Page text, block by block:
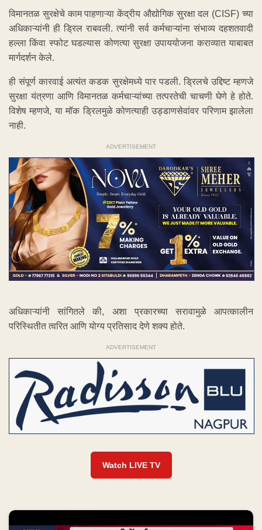
विमानतळ सुरक्षेचे काम पाहणाऱ्या केंद्रीय औद्योगिक सुरक्षा दल (CISF) च्या
अधिकाऱ्यांनी ही ड्रिल राबवली. त्यांनी सर्व कर्मचाऱ्यांना संभाव्य दहशतवादी
हल्ला किंवा स्फोट घडल्यास कोणत्या सुरक्षा उपाययोजना कराव्यात याबाबत
मार्गदर्शन केले.
ही संपूर्ण कारवाई अत्यंत कडक सुरक्षेमध्ये पार पडली. ड्रिलचे उद्दिष्ट म्हणजे
सुरक्षा यंत्रणा आणि विमानतळ कर्मचाऱ्यांच्या तत्परतेची चाचणी घेणे हे होते.
विशेष म्हणजे, या मॉक ड्रिलमुळे कोणत्याही उड्डाणसेवांवर परिणाम झालेला
नाही.
ADVERTISEMENT
अधिकाऱ्यांनी सांगितले की, अशा प्रकारच्या सरावामुळे आपत्कालीन
परिस्थितीत त्वरित आणि योग्य प्रतिसाद देणे शक्य होते.
ADVERTISEMENT
Watch LIVE TV